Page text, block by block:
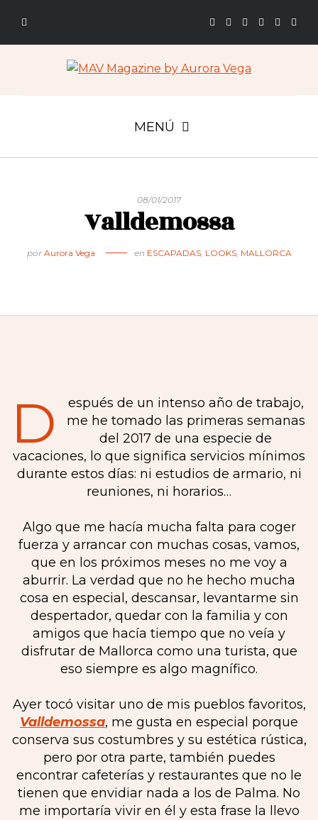
MENÚ
08/01/2017
Valldemossa
por Aurora Vega en ESCAPADAS, LOOKS, MALLORCA
D
espués de un intenso año de trabajo,
me he tomado las primeras semanas
del 2017 de una especie de
vacaciones, lo que significa servicios mínimos
durante estos días: ni estudios de armario, ni
reuniones, ni horarios…
Algo que me hacía mucha falta para coger
fuerza y arrancar con muchas cosas, vamos,
que en los próximos meses no me voy a
aburrir. La verdad que no he hecho mucha
cosa en especial, descansar, levantarme sin
despertador, quedar con la familia y con
amigos que hacía tiempo que no veía y
disfrutar de Mallorca como una turista, que
eso siempre es algo magnífico.
Ayer tocó visitar uno de mis pueblos favoritos,
Valldemossa, me gusta en especial porque
conserva sus costumbres y su estética rústica,
pero por otra parte, también puedes
encontrar cafeterías y restaurantes que no le
tienen que envidiar nada a los de Palma. No
me importaría vivir en él y esta frase la llevo